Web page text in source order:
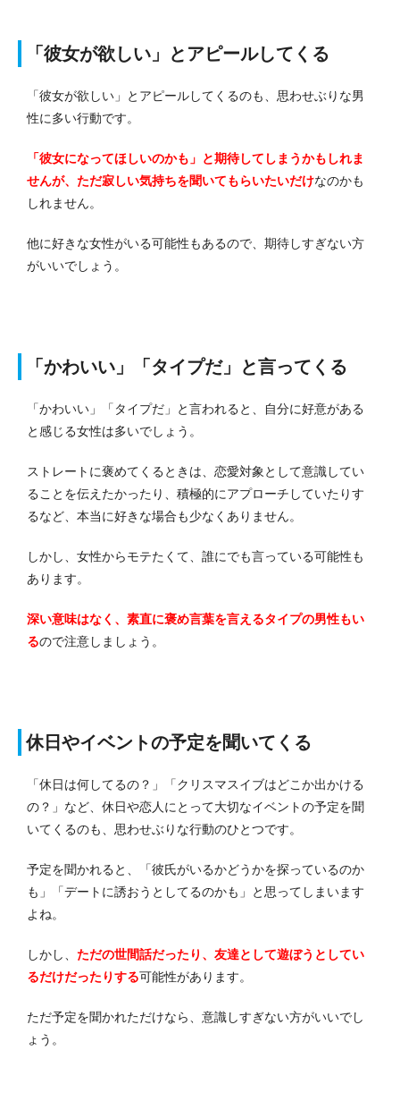
「彼女が欲しい」とアピールしてくる
「彼女が欲しい」とアピールしてくるのも、思わせぶりな男
性に多い行動です。
「彼女になってほしいのかも」と期待してしまうかもしれま
せんが、ただ寂しい気持ちを聞いてもらいたいだけなのかも
しれません。
他に好きな女性がいる可能性もあるので、期待しすぎない方
がいいでしょう。
「かわいい」「タイプだ」と言ってくる
「かわいい」「タイプだ」と言われると、自分に好意がある
と感じる女性は多いでしょう。
ストレートに褒めてくるときは、恋愛対象として意識してい
ることを伝えたかったり、積極的にアプローチしていたりす
るなど、本当に好きな場合も少なくありません。
しかし、女性からモテたくて、誰にでも言っている可能性も
あります。
深い意味はなく、素直に褒め言葉を言えるタイプの男性もい
るので注意しましょう。
休日やイベントの予定を聞いてくる
「休日は何してるの？」「クリスマスイブはどこか出かける
の？」など、休日や恋人にとって大切なイベントの予定を聞
いてくるのも、思わせぶりな行動のひとつです。
予定を聞かれると、「彼氏がいるかどうかを探っているのか
も」「デートに誘おうとしてるのかも」と思ってしまいます
よね。
しかし、 ただの世間話だったり、友達として遊ぼうとしてい
るだけだったりする可能性があります。
ただ予定を聞かれただけなら、意識しすぎない方がいいでし
ょう。